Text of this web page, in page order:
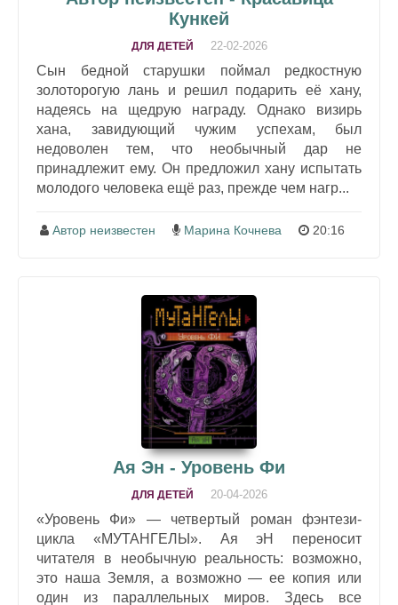
Кункей
ДЛЯ ДЕТЕЙ 22-02-2026
Сын бедной старушки поймал редкостную
золоторогую лань и решил подарить её хану,
надеясь на щедрую награду. Однако визирь
хана, завидующий чужим успехам, был
недоволен тем, что необычный дар не
принадлежит ему. Он предложил хану испытать
молодого человека ещё раз, прежде чем нагр...
Автор неизвестен Марина Кочнева 20:16
Ая Эн - Уровень Фи
ДЛЯ ДЕТЕЙ 20-04-2026
«Уровень Фи» — четвертый роман фэнтези-
цикла «МУТАНГЕЛЫ». Ая эН переносит
читателя в необычную реальность: возможно,
это наша Земля, а возможно — ее копия или
один из параллельных миров. Здесь все